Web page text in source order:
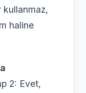
kullanmaz,
haline
2: Evet,